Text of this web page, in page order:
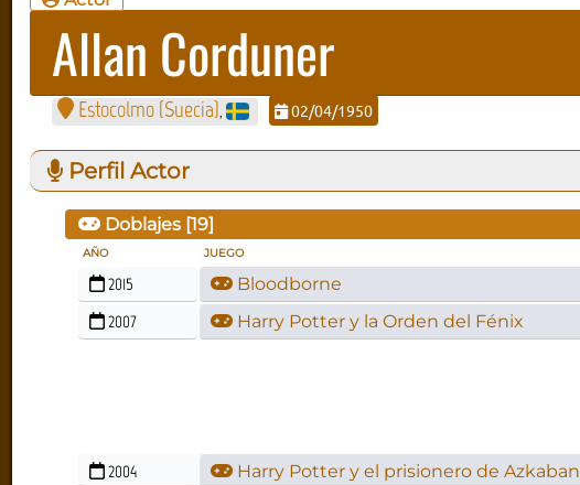
Allan Corduner
Estocolmo (Suecia), 02/04/1950
Perfil Actor
Doblajes [19]
AÑO JUEGO
2015 Bloodborne
2007 Harry Potter y la Orden del Fénix
2004 Harry Potter y el prisionero de Azkaban